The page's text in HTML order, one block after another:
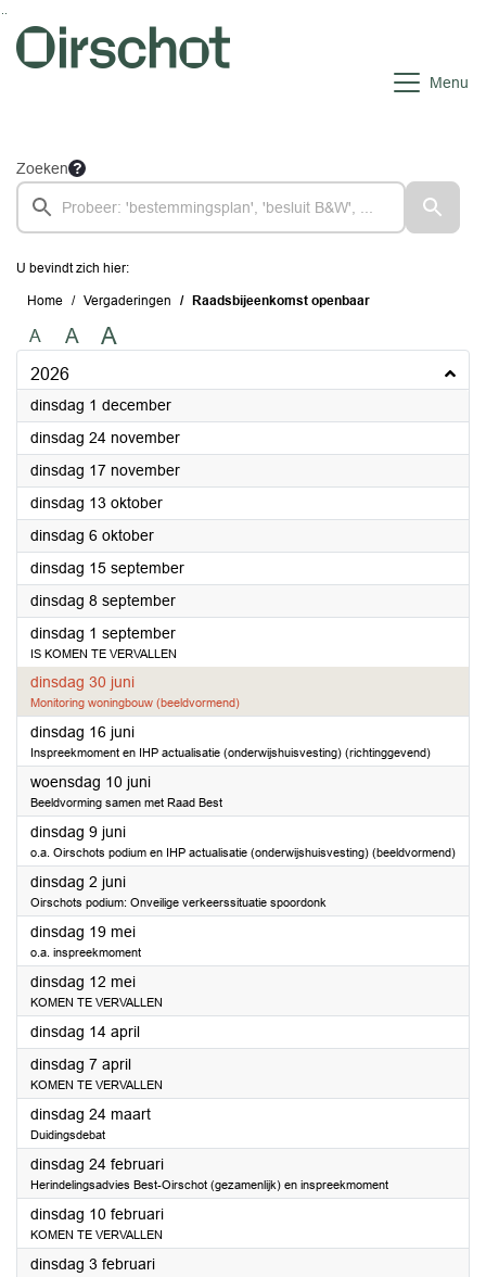
Ga naar de inhoud van deze pagina
Ga naar het zoeken
Ga naar het menu
Menu
Zoeken
U bevindt zich hier:
Home Vergaderingen Raadsbijeenkomst openbaar
A A A
2026
dinsdag 1 december2026
dinsdag 24 november2026
dinsdag 17 november2026
dinsdag 13 oktober2026
dinsdag 6 oktober2026
dinsdag 15 september2026
dinsdag 8 september2026
dinsdag 1 september2026
IS KOMEN TE VERVALLEN
dinsdag 30 juni2026
Monitoring woningbouw (beeldvormend)
dinsdag 16 juni2026
Inspreekmoment en IHP actualisatie (onderwijshuisvesting) (richtinggevend)
woensdag 10 juni2026
Beeldvorming samen met Raad Best
dinsdag 9 juni2026
o.a. Oirschots podium en IHP actualisatie (onderwijshuisvesting) (beeldvormend)
dinsdag 2 juni2026
Oirschots podium: Onveilige verkeerssituatie spoordonk
dinsdag 19 mei2026
o.a. inspreekmoment
dinsdag 12 mei2026
KOMEN TE VERVALLEN
dinsdag 14 april2026
dinsdag 7 april2026
KOMEN TE VERVALLEN
dinsdag 24 maart2026
Duidingsdebat
dinsdag 24 februari2026
Herindelingsadvies Best-Oirschot (gezamenlijk) en inspreekmoment
dinsdag 10 februari2026
KOMEN TE VERVALLEN
dinsdag 3 februari2026